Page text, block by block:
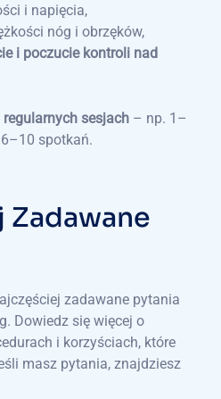
i napięcia,
nóg i obrzęków,
i poczucie kontroli nad
sesjach – np. 1–
spotkań.
Zadawane
zadawane pytania
Dowiedz się więcej o
i korzyściach, które
masz pytania, znajdziesz